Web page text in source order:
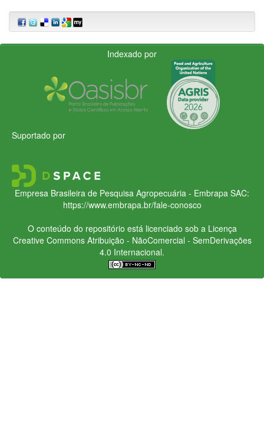
Indexado por
Suportado por
Empresa Brasileira de Pesquisa Agropecuária - Embrapa SAC:
https://www.embrapa.br/fale-conosco
O conteúdo do repositório está licenciado sob a Licença
Creative CommonsAtribuição - NãoComercial - SemDerivações
4.0 Internacional.